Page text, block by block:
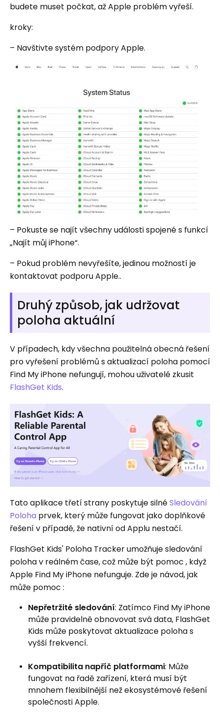
budete muset počkat, až Apple problém vyřeší.
kroky:
– Navštivte systém podpory Apple.
– Pokuste se najít všechny události spojené s funkcí
„Najít můj iPhone“.
– Pokud problém nevyřešíte, jedinou možností je
kontaktovat podporu Apple..
Druhý způsob, jak udržovat
poloha aktuální
V případech, kdy všechna použitelná obecná řešení
pro vyřešení problémů s aktualizací poloha pomocí
Find My iPhone nefungují, mohou uživatelé zkusit
FlashGet Kids.
Tato aplikace třetí strany poskytuje silnéSledování
Poloha prvek, který může fungovat jako doplňkové
řešení v případě, že nativní od Applu nestačí.
FlashGet Kids' Poloha Tracker umožňuje sledování
poloha v reálném čase, což může být pomoc , když
Apple Find My iPhone nefunguje. Zde je návod, jak
může pomoc :
Nepřetržité sledování: Zatímco Find My iPhone
může pravidelně obnovovat svá data, FlashGet
Kids může poskytovat aktualizace poloha s
vyšší frekvencí.
Kompatibilita napříč platformami: Může
fungovat na řadě zařízení, která musí být
mnohem flexibilnější než ekosystémové řešení
společnosti Apple.